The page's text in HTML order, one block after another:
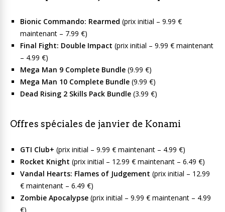
Bionic Commando: Rearmed (prix initial – 9.99 €
maintenant – 7.99 €)
Final Fight: Double Impact (prix initial – 9.99 € maintenant
– 4.99 €)
Mega Man 9 Complete Bundle (9.99 €)
Mega Man 10 Complete Bundle (9.99 €)
Dead Rising 2 Skills Pack Bundle (3.99 €)
Offres spéciales de janvier de Konami
GTI Club+ (prix initial – 9.99 € maintenant – 4.99 €)
Rocket Knight (prix initial – 12.99 € maintenant – 6.49 €)
Vandal Hearts: Flames of Judgement (prix initial – 12.99
€ maintenant – 6.49 €)
Zombie Apocalypse (prix initial – 9.99 € maintenant – 4.99
€)